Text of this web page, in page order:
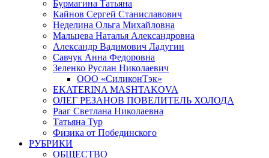
Бурмагина Татьяна
Кайнов Сергей Станиславович
Неделина Ольга Михайловна
Мальцева Наталья Александровна
Александр Вадимович Ладугин
Савчук Анна Федоровна
Зеленко Руслан Николаевич
ООО «СиликонТэк»
EKATERINA MASHTAKOVA
ОЛЕГ РЕЗАНОВ ПОВЕЛИТЕЛЬ ХОЛОДА
Рааг Светлана Николаевна
Татьяна Тур
Физика от Побединского
РУБРИКИ
ОБЩЕСТВО